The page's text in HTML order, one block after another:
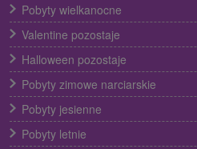
Pobyty wielkanocne
Valentine pozostaje
Halloween pozostaje
Pobyty zimowe narciarskie
Pobyty jesienne
Pobyty letnie